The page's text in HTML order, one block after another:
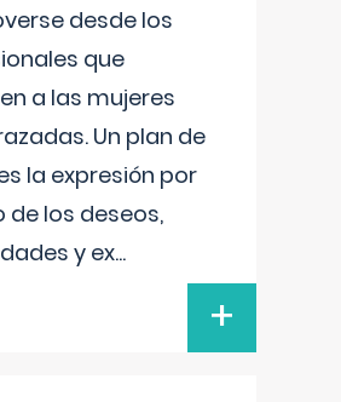
desde los
que
a las mujeres
Un plan de
la expresión por
de los deseos,
y ex...
+